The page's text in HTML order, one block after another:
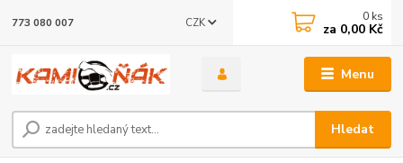
Menu
CZK
Hledat
773 080 007 0 ks
za 0,00 Kč